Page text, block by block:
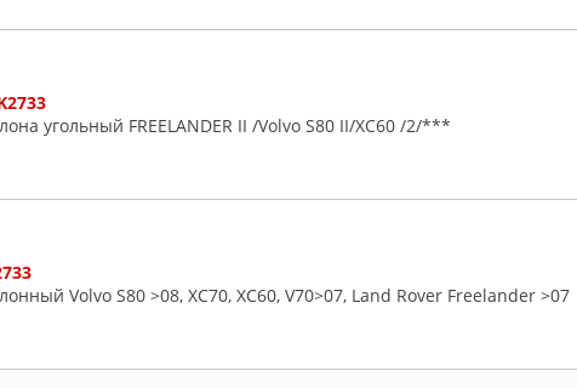
угольный FREELANDER II /Volvo S80 II/XC60 /2/***
Volvo S80 >08, XC70, XC60, V70>07, Land Rover Freelander >07